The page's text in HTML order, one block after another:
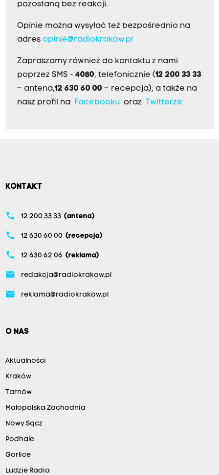
pozostaną bez reakcji.
Opinie można wysyłać też bezpośrednio na
adres opinie@radiokrakow.pl
Zapraszamy również do kontaktu z nami
poprzez SMS - 4080, telefonicznie (12 200 33 33
– antena,12 630 60 00 – recepcja), a także na
nasz profil na Facebookuoraz Twitterze
KONTAKT
phone 12 200 33 33 (antena)
phone 12 630 60 00 (recepcja)
phone 12 630 62 06 (reklama)
email redakcja@radiokrakow.pl
email reklama@radiokrakow.pl
O NAS
Aktualności
Kraków
Tarnów
Małopolska Zachodnia
Nowy Sącz
Podhale
Gorlice
Ludzie Radia